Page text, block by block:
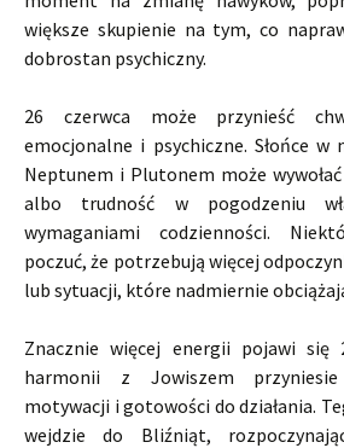
większe skupienie na tym, co
dobrostan psychiczny.
26 czerwca może przynieść
emocjonalne i psychiczne. Słońce w
Neptunem i Plutonem może
albo trudność w pogodzeniu
wymaganiami codzienności.
poczuć, że potrzebują więcej
lub sytuacji, które nadmiernie
Znacznie więcej energii pojawi się
harmonii z Jowiszem przyniesie
motywacji i gotowości do działania.
wejdzie do Bliźniąt,